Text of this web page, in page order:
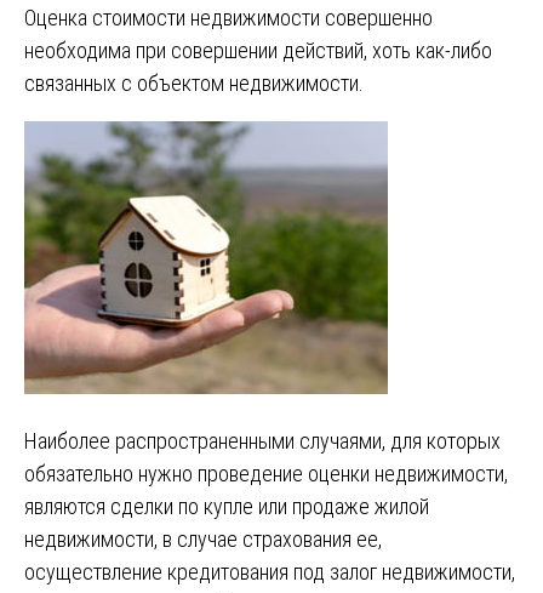
Оценка стоимости недвижимости совершенно
необходима при совершении действий, хоть как-либо
связанных с объектом недвижимости.
Наиболее распространенными случаями, для которых
обязательно нужно проведение оценки недвижимости,
являются сделки по купле или продаже жилой
недвижимости, в случае страхования ее,
осуществление кредитования под залог недвижимости,